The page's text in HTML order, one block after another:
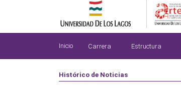
Inicio Carrera Estructura
Histórico de Noticias